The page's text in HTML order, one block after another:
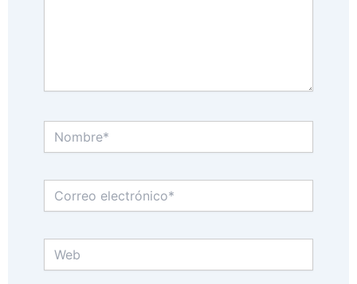
Nombre*
Correo
electrónico*
Web